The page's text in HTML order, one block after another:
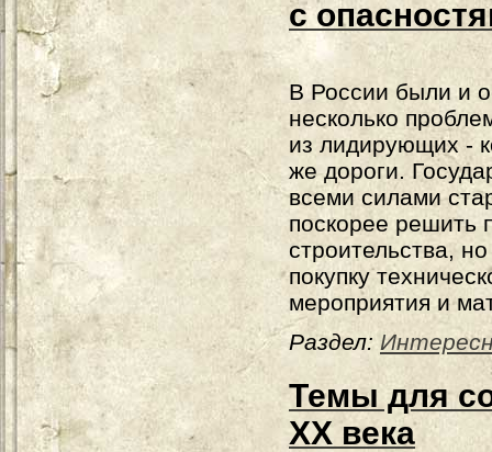
с
В России были и
несколько
из лидирующих -
же дороги.
всеми силами
поскорее решить
строительства,
покупку
мероприятия и
Раздел:
Темы для
XX века